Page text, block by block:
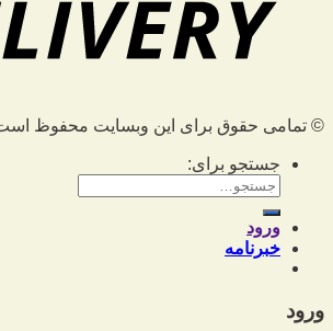
© تمامی حقوق برای این وبسایت محفوظ
جستجو برای:
ورود
خبرنامه
ورود